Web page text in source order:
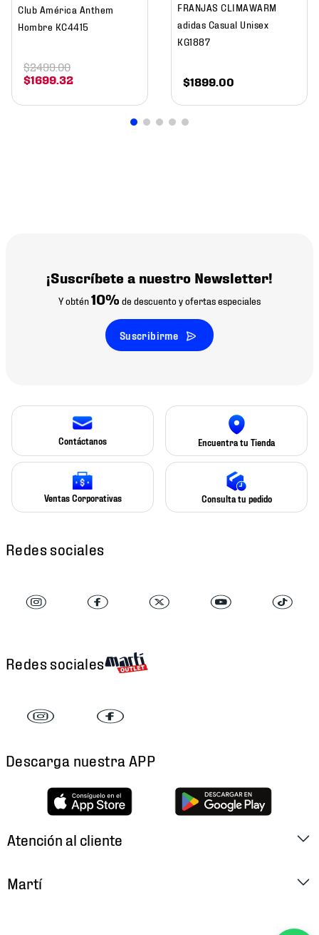
Club América Anthem
Hombre KC4415
$1699.32
$2499.00
FRANJAS CLIMAWARM
adidas Casual Unisex
KG1887
$1899.00
¡Suscríbete a nuestro Newsletter!
Y obtén10% de descuento y ofertas especiales
Suscribirme
Contáctanos Encuentra tu Tienda
Ventas Corporativas Consulta tu pedido
Redes sociales
Redes sociales
Descarga nuestra APP
Atención al cliente
Martí